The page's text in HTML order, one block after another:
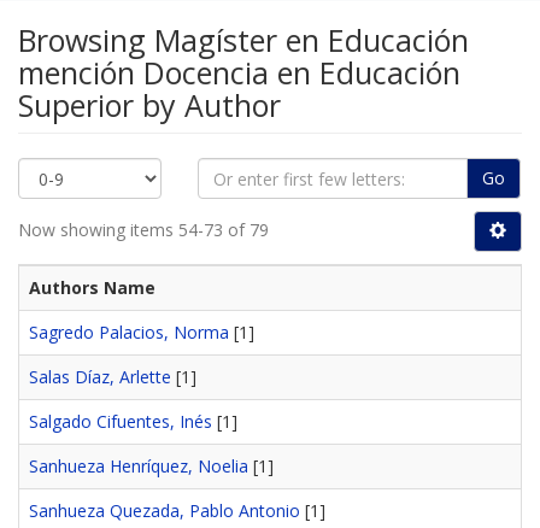
Browsing Magíster en Educación
mención Docencia en Educación
Superior by Author
Go
Now showing items 54-73 of 79
Authors Name
Sagredo Palacios, Norma [1]
Salas Díaz, Arlette [1]
Salgado Cifuentes, Inés [1]
Sanhueza Henríquez, Noelia [1]
Sanhueza Quezada, Pablo Antonio [1]